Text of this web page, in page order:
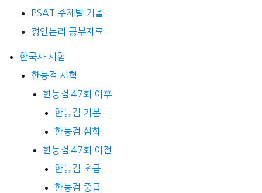
PSAT 주제별 기출
정언논리 공부자료
한국사 시험
한능검 시험
한능검 47회 이후
한능검 기본
한능검 심화
한능검 47회 이전
한능검 초급
한능검 중급